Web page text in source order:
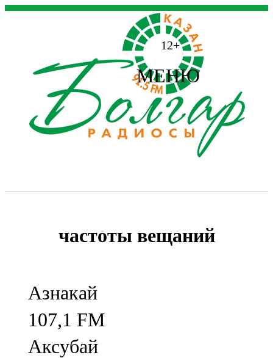
12+
МЕНЮ
частоты вещаний
Азнакай
107,1 FM
Аксубай